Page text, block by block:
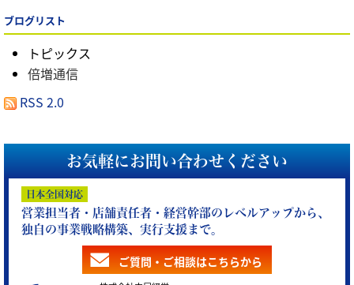
ブログリスト
トピックス
倍増通信
RSS 2.0
お気軽にお問い合わせください
日本全国対応
営業担当者・店舗責任者・経営幹部のレベルアップから、
独自の事業戦略構築、実行支援まで。
ご質問・ご相談はこちらから